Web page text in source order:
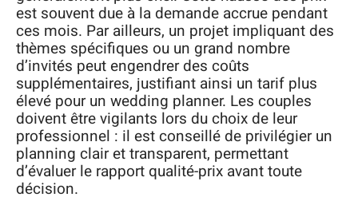
est souvent due à la demande accrue pendant
ces mois. Par ailleurs, un projet impliquant des
thèmes spécifiques ou un grand nombre
d’invités peut engendrer des coûts
supplémentaires, justifiant ainsi un tarif plus
élevé pour un wedding planner. Les couples
doivent être vigilants lors du choix de leur
professionnel : il est conseillé de privilégier un
planning clair et transparent, permettant
d’évaluer le rapport qualité-prix avant toute
décision.